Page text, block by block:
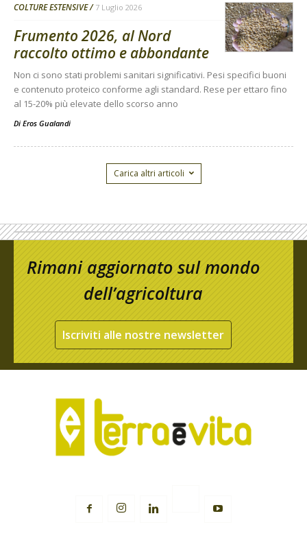
COLTURE ESTENSIVE 7 Luglio 2026
Frumento 2026, al Nord
raccolto ottimo e abbondante
Non ci sono stati problemi sanitari significativi. Pesi specifici buoni
e contenuto proteico conforme agli standard. Rese per ettaro fino
al 15-20% più elevate dello scorso anno
Di Eros Gualandi
Carica altri articoli
Rimani aggiornato sul mondo
dell’agricoltura
Iscriviti alle nostre newsletter